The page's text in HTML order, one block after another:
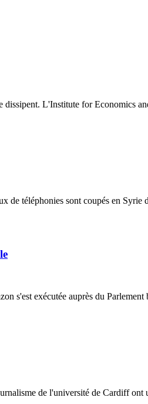
dissipent. L'Institute for Economics
de téléphonies sont coupés en Syrie
s'est exécutée auprès du
de l'université de Cardiff ont